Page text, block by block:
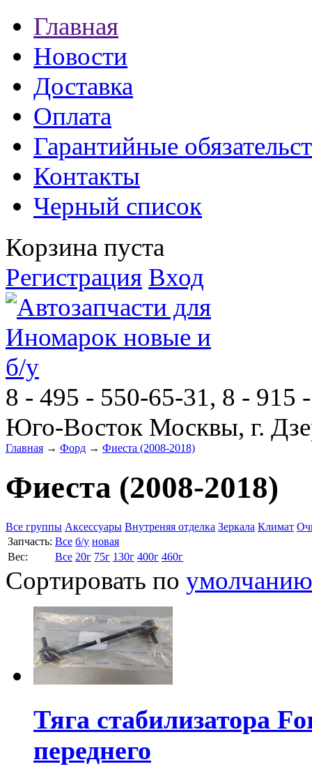
Главная
Новости
Доставка
Оплата
Гарантийные
Контакты
Черный список
Корзина пуста
Регистрация Вход
8 - 495 - 550-65-31, 8 - 915
Юго-Восток Москвы, г.
Главная → Форд → Фиеста (2008-2018)
Фиеста (2008-2018)
Все группы Аксессуары Внутреняя отделка Зеркала Климат
Запчасть: Все б/у новая
Вес:
Все 20г 75г 130г 400г 460г
Сортировать по умолчанию
Тяга стабилизатора
переднего